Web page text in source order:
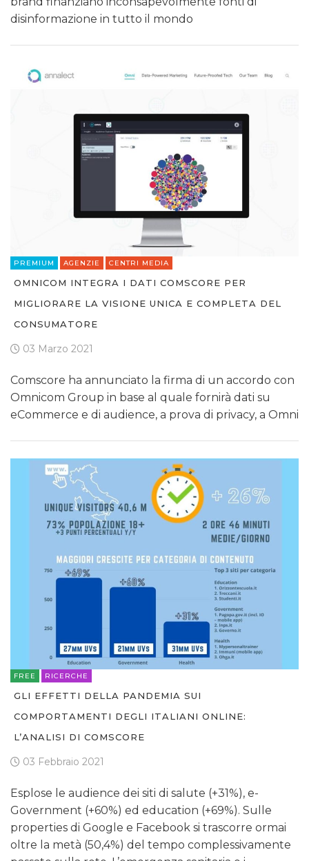
disinformazione in tutto il mondo
PREMIUM AGENZIE CENTRI MEDIA
OMNICOM INTEGRA I DATI COMSCORE PER
MIGLIORARE LA VISIONE UNICA E COMPLETA DEL
CONSUMATORE
03 Marzo 2021
Comscore ha annunciato la firma di un accordo con
Omnicom Group in base al quale fornirà dati su
eCommerce e di audience, a prova di privacy, a Omni
FREE RICERCHE
GLI EFFETTI DELLA PANDEMIA SUI
COMPORTAMENTI DEGLI ITALIANI ONLINE:
L’ANALISI DI COMSCORE
03 Febbraio 2021
Esplose le audience dei siti di salute (+31%), e-
Government (+60%) ed education (+69%). Sulle
properties di Google e Facebook si trascorre ormai
oltre la metà (50,4%) del tempo complessivamente